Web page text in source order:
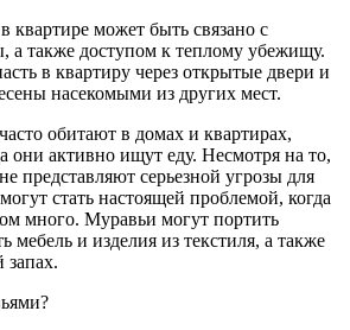
квартире может быть связано с
а также доступом к теплому убежищу.
в квартиру через открытые двери и
насекомыми из других мест.
обитают в домах и квартирах,
они активно ищут еду. Несмотря на то,
представляют серьезной угрозы для
стать настоящей проблемой, когда
много. Муравьи могут портить
мебель и изделия из текстиля, а также
запах.